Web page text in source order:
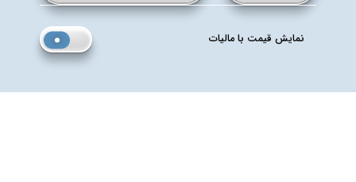
نمایش قیمت با مالیات